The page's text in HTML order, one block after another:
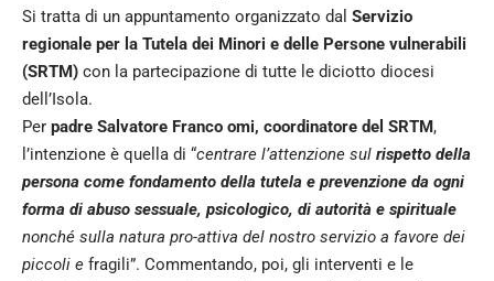
Si tratta di un appuntamento organizzato dal Servizio
regionale per la Tutela dei Minori e delle Persone vulnerabili
(SRTM) con la partecipazione di tutte le diciotto diocesi
dell’Isola.
Per padre Salvatore Franco omi, coordinatore del SRTM,
l’intenzione è quella di “centrare l’attenzione sul rispetto della
persona come fondamento della tutela e prevenzione da ogni
forma di abuso sessuale, psicologico, di autorità e spirituale
nonché sulla natura pro-attiva del nostro servizio a favore dei
piccoli e fragili”. Commentando, poi, gli interventi e le